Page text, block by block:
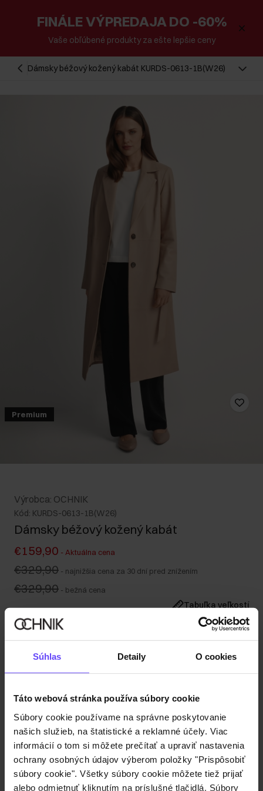
Súhlas Detaily O cookies
Táto webová stránka používa súbory cookie
Súbory cookie používame na správne poskytovanie
našich služieb, na štatistické a reklamné účely. Viac
informácií o tom si môžete prečítať a upraviť nastavenia
ochrany osobných údajov výberom položky "Prispôsobiť
súbory cookie". Všetky súbory cookie môžete tiež prijať
alebo odmietnuť kliknutím na príslušné tlačidlá. Súbory
FINÁLE VÝPREDAJA DO -60%
Vaše obľúbené produkty za ešte lepšie ceny
Dámsky béžový kožený kabát KURDS-0613-1B(W26)
Premium
Výrobca: OCHNIK
Kód: KURDS-0613-1B(W26)
Dámsky béžový kožený kabát
€159,90 - Aktuálna cena
€329,90 - najnižšia cena za 30 dní pred znížením
€329,90 - bežná cena
Tabuľka veľkostí
Vyberte veľkosť
Odoslanie do 1 pracovného dňa
Detaily
Zloženie